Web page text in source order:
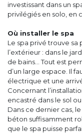
investissant dans un
privilégiés en solo, en
Où installer le spa
Le spa privé trouve sa
l’extérieur : dans le
de bains… Tout est
d’un large espace. Il
électrique et une
Concernant
encastré dans le sol
Dans ce dernier cas,
béton suffisamment
que le spa puisse